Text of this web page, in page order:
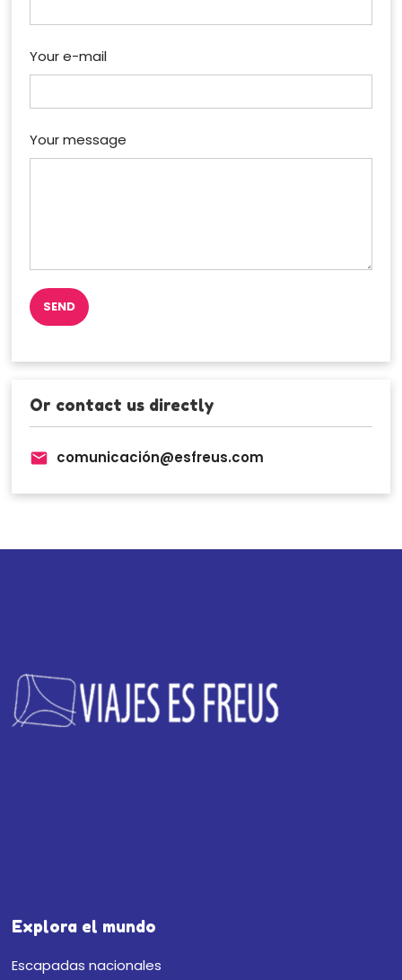
Your e-mail
Your message
Or contact us directly
comunicación@esfreus.com
Explora el mundo
Escapadas nacionales